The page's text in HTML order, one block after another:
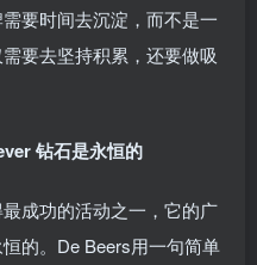
要时间去沉淀，而不是一
要去坚持积累，还要做吸
钻石是永恒的
成功的活动之一，它的广
的。De Beers用一句简单